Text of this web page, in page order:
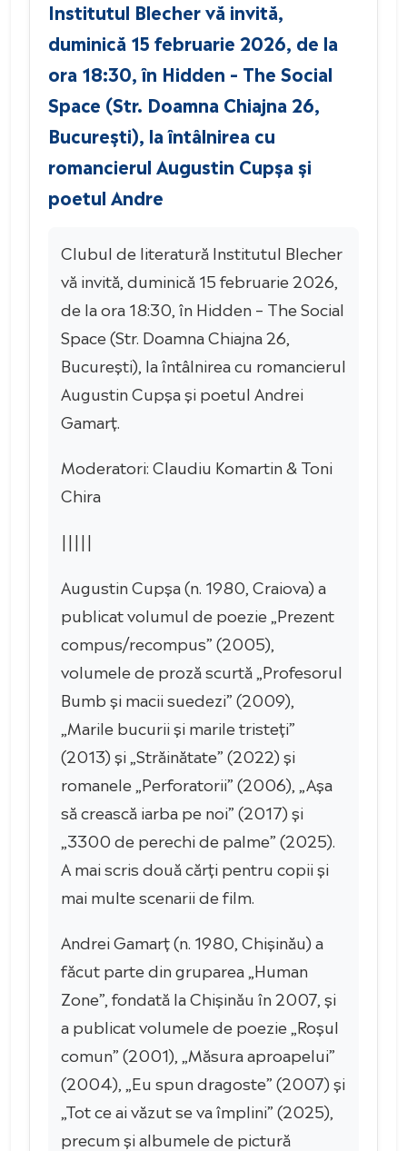
Institutul Blecher vă invită,
duminică 15 februarie 2026, de la
ora 18:30, în Hidden – The Social
Space (Str. Doamna Chiajna 26,
București), la întâlnirea cu
romancierul Augustin Cupșa și
poetul Andre
Clubul de literatură Institutul Blecher
vă invită, duminică 15 februarie 2026,
de la ora 18:30, în Hidden – The Social
Space (Str. Doamna Chiajna 26,
București), la întâlnirea cu romancierul
Augustin Cupșa și poetul Andrei
Gamarț.
Moderatori: Claudiu Komartin & Toni
Chira
|||||
Augustin Cupșa (n. 1980, Craiova) a
publicat volumul de poezie „Prezent
compus/recompus” (2005),
volumele de proză scurtă „Profesorul
Bumb și macii suedezi” (2009),
„Marile bucurii și marile tristeți”
(2013) și „Străinătate” (2022) și
romanele „Perforatorii” (2006), „Așa
să crească iarba pe noi” (2017) și
„3300 de perechi de palme” (2025).
A mai scris două cărți pentru copii și
mai multe scenarii de film.
Andrei Gamarț (n. 1980, Chișinău) a
făcut parte din gruparea „Human
Zone”, fondată la Chișinău în 2007, și
a publicat volumele de poezie „Roșul
comun” (2001), „Măsura aproapelui”
(2004), „Eu spun dragoste” (2007) și
„Tot ce ai văzut se va împlini” (2025),
precum și albumele de pictură